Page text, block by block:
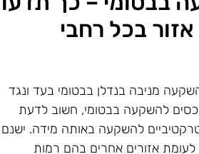
אזור בכל רחבי
להשקעה בבטומי, חשוב לדעת
להשקעה באותה מידה. ישנם
אזורים אחרים בהם רמות